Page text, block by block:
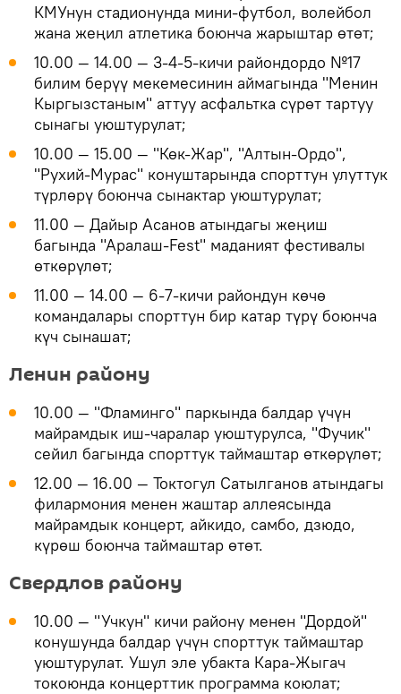
КМУнун стадионунда мини-футбол, волейбол
жана жеңил атлетика боюнча жарыштар өтөт;
10.00 — 14.00 — 3-4-5-кичи райондордо №17
билим берүү мекемесинин аймагында "Менин
Кыргызстаным" аттуу асфальтка сүрөт тартуу
сынагы уюштурулат;
10.00 — 15.00 — "Көк-Жар", "Алтын-Ордо",
"Рухий-Мурас" конуштарында спорттун улуттук
түрлөрү боюнча сынактар уюштурулат;
11.00 — Дайыр Асанов атындагы жеңиш
багында "Аралаш-Fest" маданият фестивалы
өткөрүлөт;
11.00 — 14.00 — 6-7-кичи райондун көчө
командалары спорттун бир катар түрү боюнча
күч сынашат;
Ленин району
10.00 — "Фламинго" паркында балдар үчүн
майрамдык иш-чаралар уюштурулса, "Фучик"
сейил багында спорттук таймаштар өткөрүлөт;
12.00 — 16.00 — Токтогул Сатылганов атындагы
филармония менен жаштар аллеясында
майрамдык концерт, айкидо, самбо, дзюдо,
күрөш боюнча таймаштар өтөт.
Свердлов району
10.00 — "Учкун" кичи району менен "Дордой"
конушунда балдар үчүн спорттук таймаштар
уюштурулат. Ушул эле убакта Кара-Жыгач
токоюнда концерттик программа коюлат;